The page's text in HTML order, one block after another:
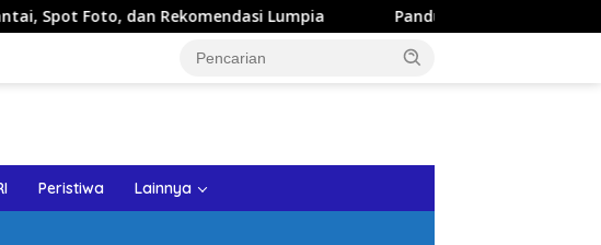
dan Rekomendasi Lumpia Panduan Wisata Keluarga ke Kota Batu:
Peristiwa Lainnya